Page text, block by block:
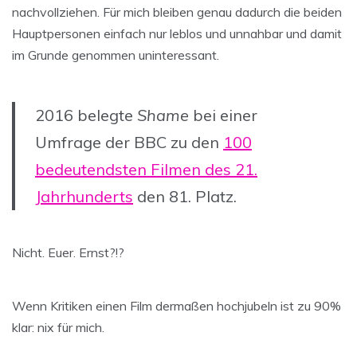
nachvollziehen. Für mich bleiben genau dadurch die beiden
Hauptpersonen einfach nur leblos und unnahbar und damit
im Grunde genommen uninteressant.
2016 belegte Shame bei einer
Umfrage der BBC zu den 100
bedeutendsten Filmen des 21.
Jahrhunderts den 81. Platz.
Nicht. Euer. Ernst?!?
Wenn Kritiken einen Film dermaßen hochjubeln ist zu 90%
klar: nix für mich.